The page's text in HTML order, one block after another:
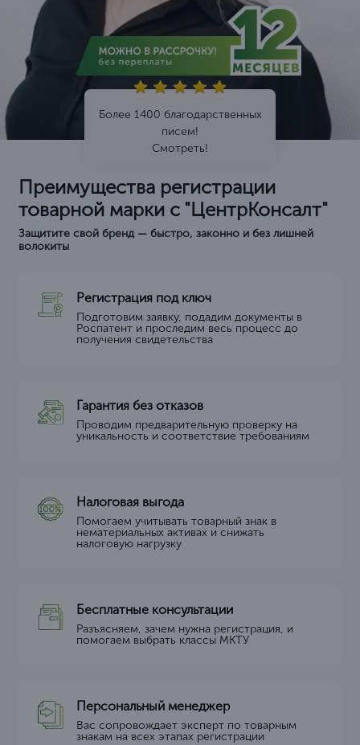
Более 1400 благодарственных
писем!
Смотреть!
Преимущества регистрации
товарной марки с "ЦентрКонсалт"
Защитите свой бренд — быстро, законно и без лишней
волокиты
Регистрация под ключ
Подготовим заявку, подадим документы в
Роспатент и проследим весь процесс до
получения свидетельства
Гарантия без отказов
Проводим предварительную проверку на
уникальность и соответствие требованиям
Налоговая выгода
Помогаем учитывать товарный знак в
нематериальных активах и снижать
налоговую нагрузку
Бесплатные консультации
Разъясняем, зачем нужна регистрация, и
помогаем выбрать классы МКТУ
Персональный менеджер
Вас сопровождает эксперт по товарным
знакам на всех этапах регистрации